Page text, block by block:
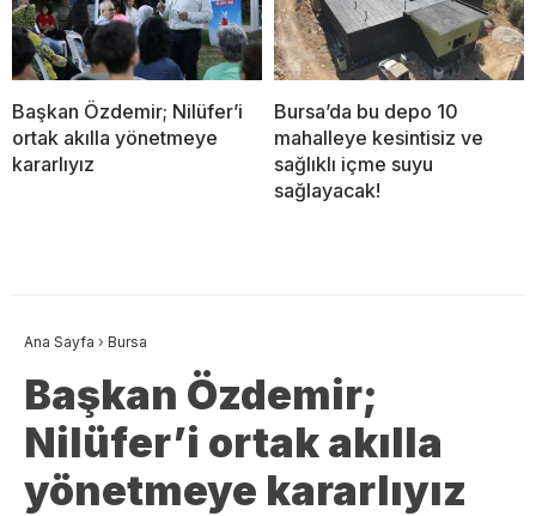
Başkan Özdemir; Nilüfer’i
ortak akılla yönetmeye
kararlıyız
Bursa’da bu depo 10
mahalleye kesintisiz ve
sağlıklı içme suyu
sağlayacak!
Ana Sayfa › Bursa
Başkan Özdemir;
Nilüfer’i ortak akılla
yönetmeye kararlıyız